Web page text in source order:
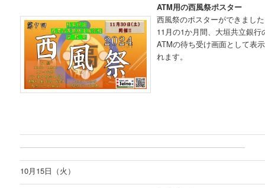
ATM用の西風祭ポスター
西風祭のポスターができまし
11月の1か月間、大垣共立銀行
ATMの待ち受け画面として表
れます。
10月15日（火）